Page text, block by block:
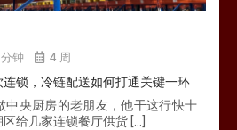
分钟 4 周
锁，冷链配送如何打通关键一环
中央厨房的老朋友，他干这行快十
给几家连锁餐厅供货 […]